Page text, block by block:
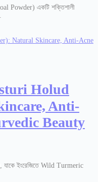
Powder) একটি শক্তিশালী
Holud
Anti-
Beauty
ইংরেজিতে Wild Turmeric